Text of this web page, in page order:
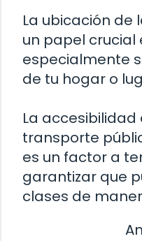
La ubicación
un papel crucial
especialmente
de tu hogar o
La
transporte
es un factor a
garantizar que
clases de